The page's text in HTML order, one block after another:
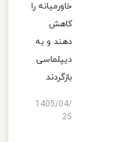
خاورمیانه را
کاهش
دهند و به
دیپلماسی
بازگردند
1405/04/
25